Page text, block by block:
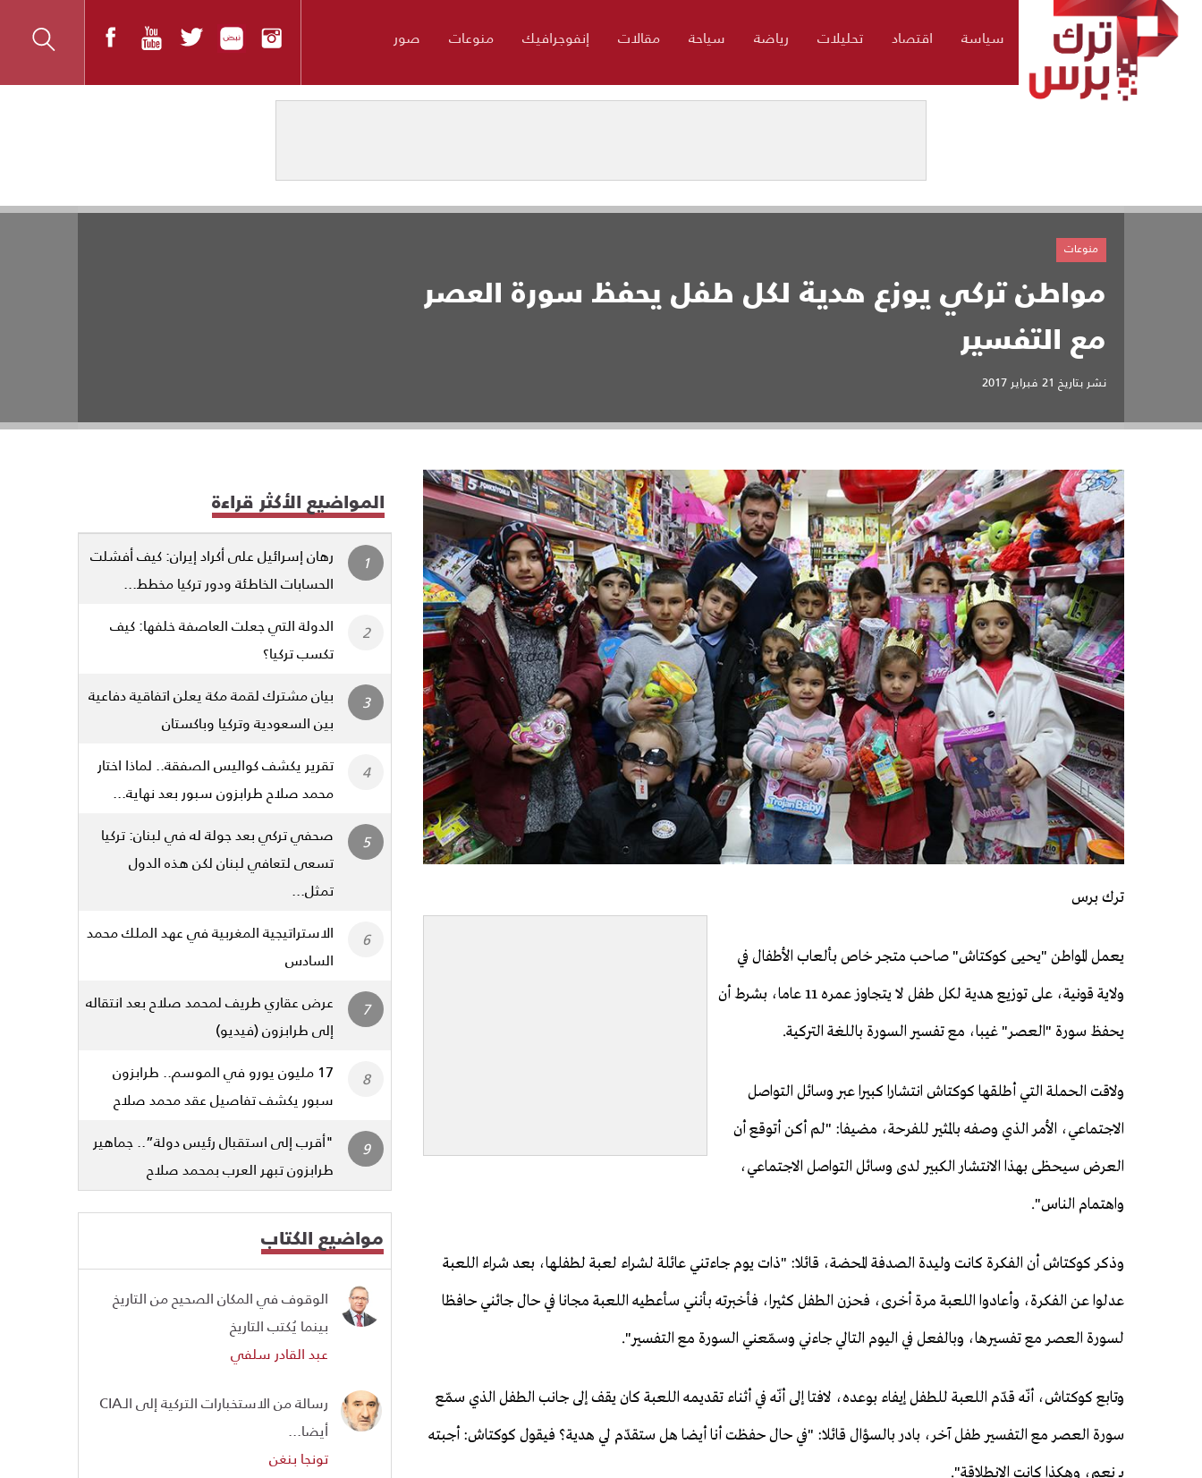
سياسة اقتصاد تحليلات رياضة سياحة مقالات إنفوجرافيك منوعات صور
مواطن تركي يوزع هدية لكل طفل يحفظ سورة العصر
مع التفسير
نشر بتاريخ 21 فبراير 2017
منوعات
ترك برس
يعمل المواطن "يحيى كوكتاش" صاحب متجر خاص بألعاب الأطفال في
ولاية قونية، على توزيع هدية لكل طفل لا يتجاوز عمره 11 عاما، بشرط أن
يحفظ سورة "العصر" غيبا، مع تفسير السورة باللغة التركية.
ولاقت الحملة التي أطلقها كوكتاش انتشارا كبيرا عبر وسائل التواصل
الاجتماعي، الأمر الذي وصفه بالمثير للفرحة، مضيفا: "لم أكن أتوقع أن
العرض سيحظى بهذا الانتشار الكبير لدى وسائل التواصل الاجتماعي،
واهتمام الناس".
وذكر كوكتاش أن الفكرة كانت وليدة الصدفة المحضة، قائلا: "ذات يوم جاءتني عائلة لشراء لعبة لطفلها، بعد شراء اللعبة
عدلوا عن الفكرة، وأعادوا اللعبة مرة أخرى، فحزن الطفل كثيرا، فأخبرته بأنني سأعطيه اللعبة مجانا في حال جائني حافظا
لسورة العصر مع تفسيرها، وبالفعل في اليوم التالي جاءني وسمّعني السورة مع التفسير".
وتابع كوكتاش، أنّه قدّم اللعبة للطفل إيفاء بوعده، لافتا إلى أنّه في أثناء تقديمه اللعبة كان يقف إلى جانب الطفل الذي سمّع
سورة العصر مع التفسير طفل آخر، بادر بالسؤال قائلا: "في حال حفظت أنا أيضا هل ستقدّم لي هدية؟ فيقول كوكتاش: أجبته
بـ نعم، وهكذا كانت الانطلاقة".
المواضيع الأكثر قراءة
رهان إسرائيل على أكراد إيران: كيف أفشلت
الحسابات الخاطئة ودور تركيا مخطط...
الدولة التي جعلت العاصفة خلفها: كيف
تكسب تركيا؟
بيان مشترك لقمة مكة يعلن اتفاقية دفاعية
بين السعودية وتركيا وباكستان
تقرير يكشف كواليس الصفقة.. لماذا اختار
محمد صلاح طرابزون سبور بعد نهاية...
صحفي تركي بعد جولة له في لبنان: تركيا
تسعى لتعافي لبنان لكن هذه الدول
تمثل...
الاستراتيجية المغربية في عهد الملك محمد
السادس
عرض عقاري طريف لمحمد صلاح بعد انتقاله
إلى طرابزون (فيديو)
17 مليون يورو في الموسم.. طرابزون
سبور يكشف تفاصيل عقد محمد صلاح
"أقرب إلى استقبال رئيس دولة”.. جماهير
طرابزون تبهر العرب بمحمد صلاح
مواضيع الكتاب
الوقوف في المكان الصحيح من التاريخ
بينما يُكتب التاريخ
عبد القادر سلفي
رسالة من الاستخبارات التركية إلى الـCIA
أيضا...
تونجا بنغن